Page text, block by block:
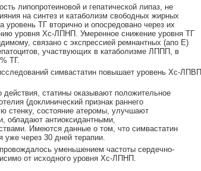
липопротеиновой и гепатической липаз, не
на синтез и катаболизм свободных жирных
уровень ТГ вторично и опосредовано через их
уровня Хс-ЛПНП. Умеренное снижение уровня ТГ
связано с экспрессией ремнантных (апо Е)
участвующих в катаболизме ЛППП, в
ТГ.
симвастатин повышает уровень Хс-ЛПВП
действия, статины оказывают положительное
(доклинический признак раннего
стенку, состояние атеромы, улучшают
обладают антиоксидантными,
Имеются данные о том, что симвастатин
через 30 дней терапии.
уменьшением частоты сердечно-
от исходного уровня Хс-ЛПНП.